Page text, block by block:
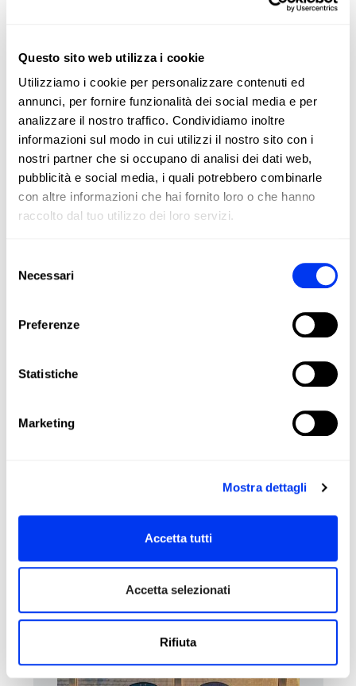
Questo sito web utilizza i cookie
Utilizziamo i cookie per personalizzare contenuti ed
annunci, per fornire funzionalità dei social media e per
analizzare il nostro traffico. Condividiamo inoltre
informazioni sul modo in cui utilizzi il nostro sito con i
nostri partner che si occupano di analisi dei dati web,
pubblicità e social media, i quali potrebbero combinarle
con altre informazioni che hai fornito loro o che hanno
raccolto dal tuo utilizzo dei loro servizi.
delNecessari
Preferenze
Statistiche
Marketing
Mostra dettagli
Accetta tutti
Accetta selezionati
Rifiuta
FIBERGLASS
Tocco morbido, maggiore comfort ed eccellente resa della
DETTAGLI
Level: Advanced
Face: Fiberglass
Structural Reinforcement
acquistato anche: